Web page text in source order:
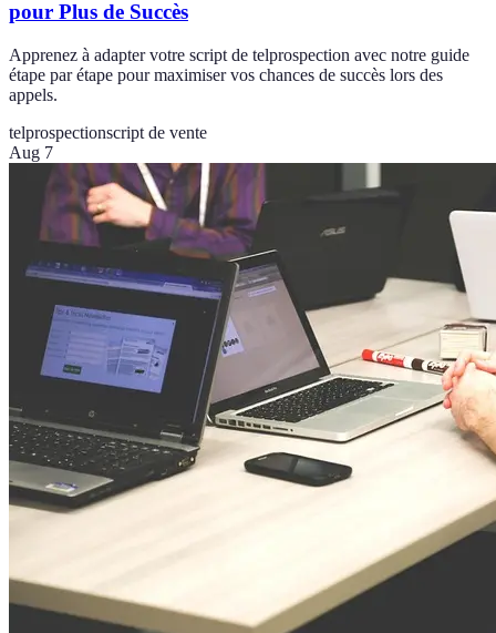
pour Plus de Succès
Apprenez à adapter votre script de telprospection avec notre guide
étape par étape pour maximiser vos chances de succès lors des
appels.
telprospectionscript de vente
Aug 7